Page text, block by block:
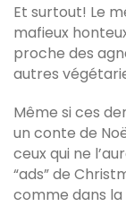
Et surtout! Le
mafieux
proche des
autres
Même si ces
un conte de
ceux qui ne
“ads” de
comme dans